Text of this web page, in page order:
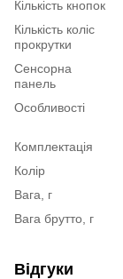
Кількість кнопок
Кількість коліс
прокрутки
Сенсорна
панель
Особливості
Комплектація
Колір
Вага, г
Вага брутто, г
Відгуки